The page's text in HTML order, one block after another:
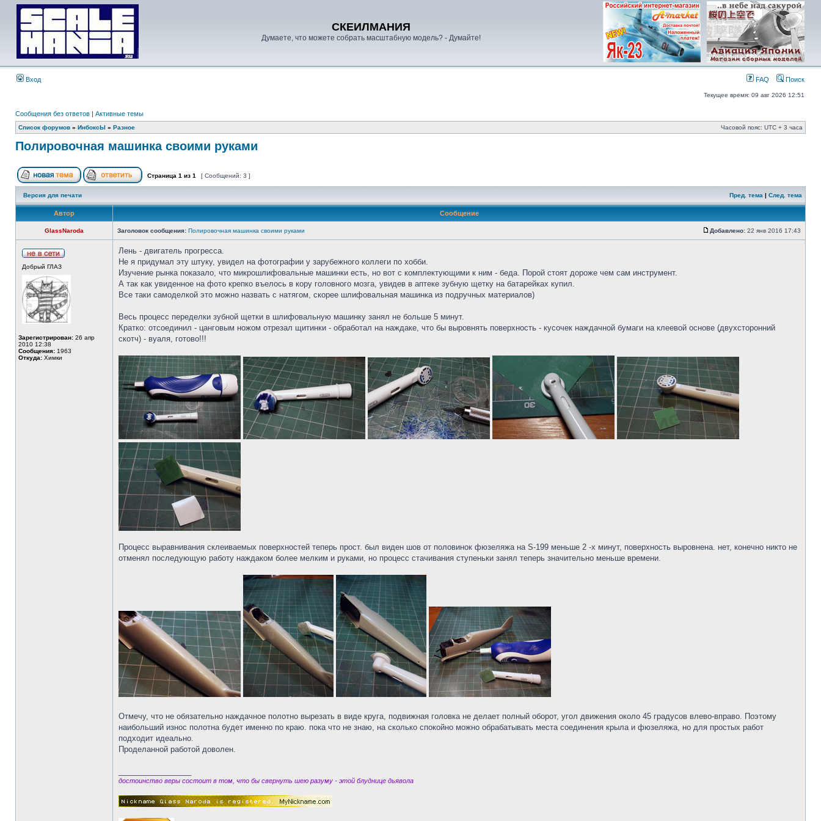
СКЕИЛМАНИЯ
Думаете, что можете собрать масштабную модель? - Думайте!
Вход FAQ Поиск
Текущее время: 09 авг 2026 12:51
Сообщения без ответов | Активные темы
Список форумов » ИнбоксЫ » Разное Часовой пояс: UTC + 3 часа
Полировочная машинка своими руками
Страница 1 из 1 [ Сообщений: 3 ]
Версия для печати Пред. тема | След. тема
Автор Сообщение
GlassNaroda Заголовок сообщения: Полировочная машинка своими руками Добавлено: 22 янв 2016 17:43
Добрый ГЛАЗ
Зарегистрирован: 26 апр
2010 12:38
Сообщения: 1963
Откуда: Химки
Лень - двигатель прогресса.
Не я придумал эту штуку, увидел на фотографии у зарубежного коллеги по хобби.
Изучение рынка показало, что микрошлифовальные машинки есть, но вот с комплектующими к ним - беда. Порой стоят дороже чем сам инструмент.
А так как увиденное на фото крепко въелось в кору головного мозга, увидев в аптеке зубную щетку на батарейках купил.
Все таки самоделкой это можно назвать с натягом, скорее шлифовальная машинка из подручных материалов)
Весь процесс переделки зубной щетки в шлифовальную машинку занял не больше 5 минут.
Кратко: отсоединил - цанговым ножом отрезал щитинки - обработал на наждаке, что бы выровнять поверхность - кусочек наждачной бумаги на клеевой основе (двухсторонний
скотч) - вуаля, готово!!!
Процесс выравнивания склеиваемых поверхностей теперь прост. был виден шов от половинок фюзеляжа на S-199 меньше 2 -х минут, поверхность выровнена. нет, конечно никто не
отменял последующую работу наждаком более мелким и руками, но процесс стачивания ступеньки занял теперь значительно меньше времени.
Отмечу, что не обязательно наждачное полотно вырезать в виде круга, подвижная головка не делает полный оборот, угол движения около 45 градусов влево-вправо. Поэтому
наибольший износ полотна будет именно по краю. пока что не знаю, на сколько спокойно можно обрабатывать места соединения крыла и фюзеляжа, но для простых работ
подходит идеально.
Проделанной работой доволен.
достоинство веры состоит в том, что бы свернуть шею разуму - этой блуднице дьявола